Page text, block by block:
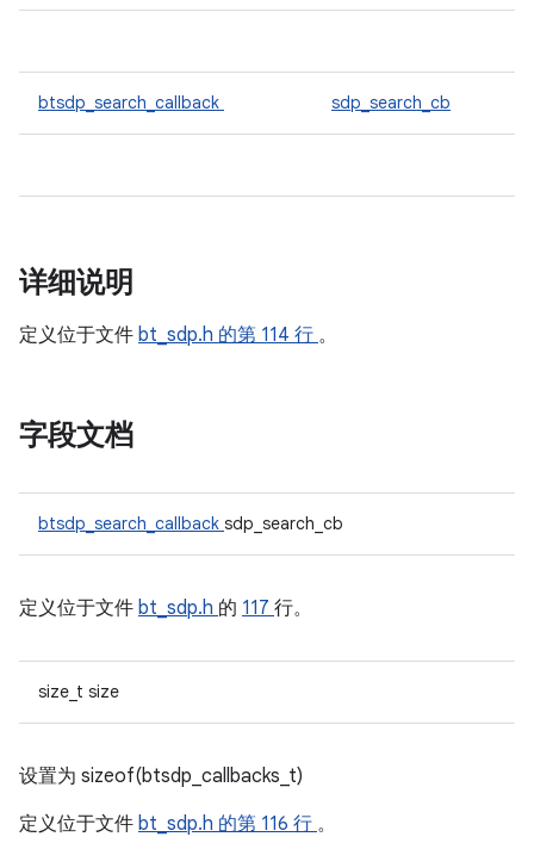
btsdp_search_callback sdp_search_cb
详细说明
定义位于文件 bt_sdp.h 的第 114 行 。
字段文档
btsdp_search_callback sdp_search_cb
定义位于文件 bt_sdp.h 的 117 行。
size_t size
设置为 sizeof(btsdp_callbacks_t)
定义位于文件 bt_sdp.h 的第 116 行 。